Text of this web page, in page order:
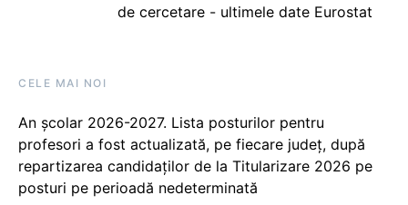
de cercetare - ultimele date Eurostat
CELE MAI NOI
An școlar 2026-2027. Lista posturilor pentru
profesori a fost actualizată, pe fiecare județ, după
repartizarea candidaților de la Titularizare 2026 pe
posturi pe perioadă nedeterminată